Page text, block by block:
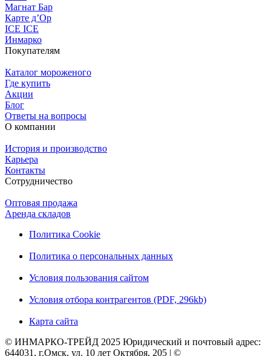
Магнат Бар
Карте д’Ор
ICE ICE
Инмарко
Покупателям
Каталог мороженого
Где купить
Акции
Блог
Ответы на вопросы
О компании
История и производство
Карьера
Контакты
Сотрудничество
Оптовая продажа
Аренда складов
Политика Cookie
Политика о персональных данных
Условия пользования сайтом
Условия отбора контрагентов (PDF, 296kb)
Карта сайта
© ИНМАРКО-ТРЕЙД 2025 Юридический и почтовый адрес:
644031, г.Омск, ул. 10 лет Октября, 205 | ©